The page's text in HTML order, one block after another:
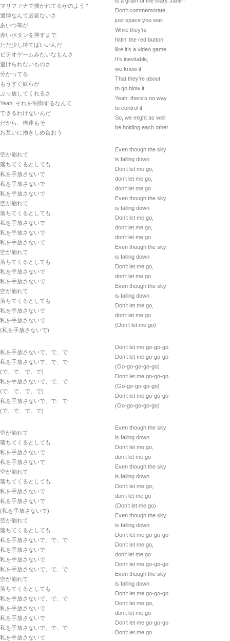
マリファナで描かれてるかのよう *
追悼なんて必要ないさ
あいつ等が
赤いボタンを押すまで
ただ少し待てばいいんだ
ビデオゲームみたいなもんさ
避けられないものさ
分かってる
もうすぐ奴らが
ぶっ放してくれるさ
Yeah, それを制御するなんて
できるわけないんだ
だから、俺達もそ
お互いに抱きしめ合おう
空が崩れて
落ちてくるとしても
私を手放さないで
私を手放さないで
私を手放さないで
空が崩れて
落ちてくるとしても
私を手放さないで
私を手放さないで
私を手放さないで
空が崩れて
落ちてくるとしても
私を手放さないで
私を手放さないで
空が崩れて
落ちてくるとしても
私を手放さないで
私を手放さないで
(私を手放さないで)
私を手放さないで、で、で
私を手放さないで、で、で
(で、で、で、で)
私を手放さないで、で、で
(で、で、で、で)
私を手放さないで、で、で
(で、で、で、で)
空が崩れて
落ちてくるとしても
私を手放さないで
私を手放さないで
空が崩れて
落ちてくるとしても
私を手放さないで
私を手放さないで
(私を手放さないで)
空が崩れて
落ちてくるとしても
私を手放さないで、で、で
私を手放さないで
私を手放さないで
私を手放さないで、で、で
空が崩れて
落ちてくるとしても
私を手放さないで、で、で
私を手放さないで
私を手放さないで
私を手放さないで、で、で
私を手放さないで
Don’t commemorate,
just space you wait
While they’re
hittin’ the red button
like it’s a video game
It’s inevitable,
we know it
That they’re about
to go blow it
Yeah, there’s no way
to control it
So, we might as well
be holding each other
Even though the sky
is falling down
Don’t let me go,
don’t let me go,
don’t let me go
Even though the sky
is falling down
Don’t let me go,
don’t let me go,
don’t let me go
Even though the sky
is falling down
Don’t let me go,
don’t let me go
Even though the sky
is falling down
Don’t let me go,
don’t let me go
(Don’t let me go)
Don’t let me go-go-go
Don’t let me go-go-go
(Go-go-go-go-go)
Don’t let me go-go-go
(Go-go-go-go-go)
Don’t let me go-go-go
(Go-go-go-go-go)
Even though the sky
is falling down
Don’t let me go,
don’t let me go
Even though the sky
is falling down
Don’t let me go,
don’t let me go
(Don’t let me go)
Even though the sky
is falling down
Don’t let me go-go-go
Don’t let me go,
don’t let me go
Don’t let me go-go-go
Even though the sky
is falling down
Don’t let me go-go-go
Don’t let me go,
don’t let me go
Don’t let me go-go-go
Don’t let me go